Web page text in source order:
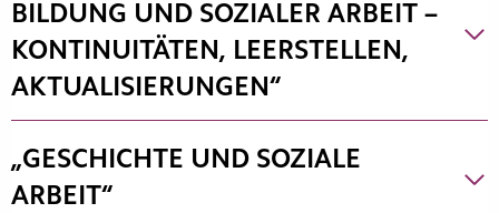
BILDUNG UND SOZIALER ARBEIT –
KONTINUITÄTEN, LEERSTELLEN,
AKTUALISIERUNGEN“
„GESCHICHTE UND SOZIALE
ARBEIT“